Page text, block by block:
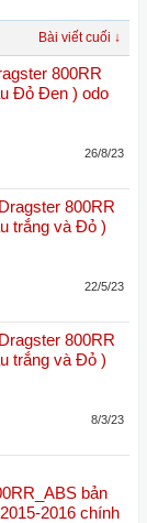
Bài viết cuối ↓
800RR
Đỏ Đen ) odo
26/8/23
800RR
trắng và Đỏ )
22/5/23
800RR
trắng và Đỏ )
8/3/23
bản
2016 chính